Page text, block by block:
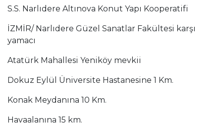
S.S. Narlıdere Altınova Konut Yapı Kooperatifi
İZMİR/ Narlıdere Güzel Sanatlar Fakültesi karşı
yamacı
Atatürk Mahallesi Yeniköy mevkii
Dokuz Eylül Üniversite Hastanesine 1 Km.
Konak Meydanına 10 Km.
Havaalanına 15 km.